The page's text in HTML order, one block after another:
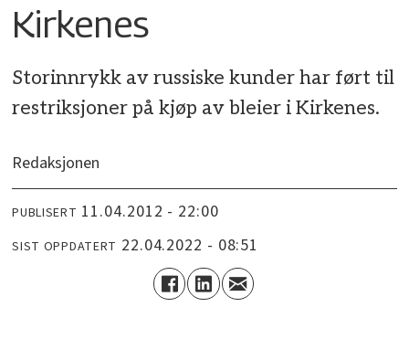
Kirkenes
Storinnrykk av russiske kunder har ført til
restriksjoner på kjøp av bleier i Kirkenes.
Redaksjonen
PUBLISERT 11.04.2012 - 22:00
SIST OPPDATERT 22.04.2022 - 08:51